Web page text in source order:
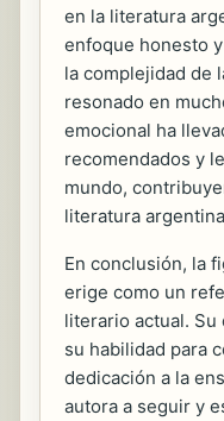
en la literatura
enfoque honesto
la complejidad de
resonado en
emocional ha
recomendados y
mundo,
literatura
En conclusión, la
erige como un
literario actual.
su habilidad para
dedicación a la
autora a seguir y